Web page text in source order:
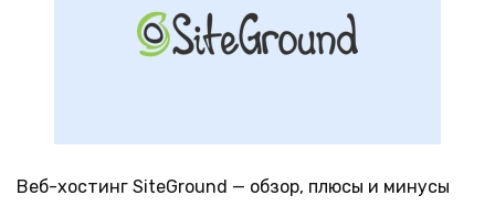
Веб-хостинг SiteGround — обзор, плюсы и минусы